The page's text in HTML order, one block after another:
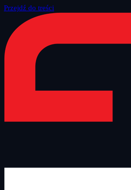
Przejdź do treści
Strona główna